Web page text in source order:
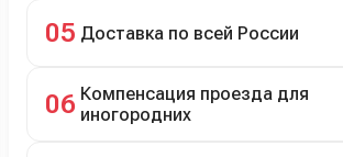
05 Доставка по всей России
06 Компенсация проезда для
иногородних